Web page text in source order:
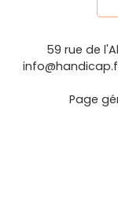
59 rue de
Page